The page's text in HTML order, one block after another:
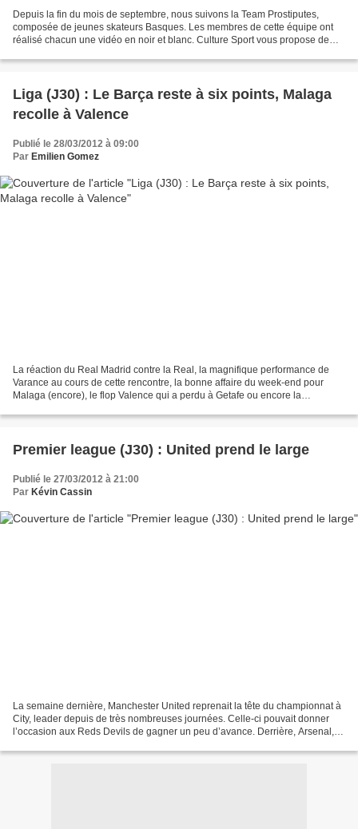
Depuis la fin du mois de septembre, nous suivons la Team Prostiputes,
composée de jeunes skateurs Basques. Les membres de cette équipe ont
réalisé chacun une vidéo en noir et blanc. Culture Sport vous propose de
Liga (J30) : Le Barça reste à six points, Malaga
recolle à Valence
Publié le 28/03/2012 à 09:00
Par Emilien Gomez
La réaction du Real Madrid contre la Real, la magnifique performance de
Varance au cours de cette rencontre, la bonne affaire du week-end pour
Malaga (encore), le flop Valence qui a perdu à Getafe ou encore la
Premier league (J30) : United prend le large
Publié le 27/03/2012 à 21:00
Par Kévin Cassin
La semaine dernière, Manchester United reprenait la tête du championnat à
City, leader depuis de très nombreuses journées. Celle-ci pouvait donner
l’occasion aux Reds Devils de gagner un peu d’avance. Derrière, Arsenal,